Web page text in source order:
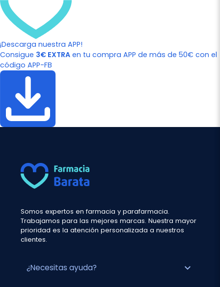
¡Descarga nuestra APP!
Consigue 3€ EXTRA en tu compra APP de más de 50€ con el
código APP-FB
Somos expertos en farmacia y parafarmacia.
Trabajamos para las mejores marcas. Nuestra mayor
prioridad es la atención personalizada a nuestros
clientes.
¿Necesitas ayuda? expand_more